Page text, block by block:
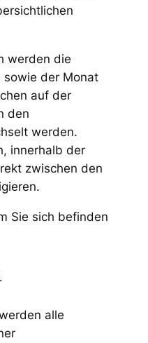
werden die
sowie der Monat
auf der
den
werden.
innerhalb der
zwischen den
Sie sich befinden
alle